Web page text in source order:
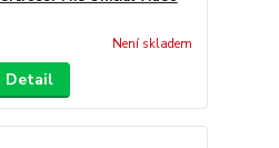
Není skladem
Detail